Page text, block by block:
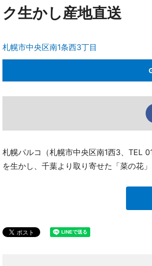
ク生かし産地直送
札幌市中央区南1条西3丁目
札幌パルコ（札幌市中央区南1西3、TEL
を生かし、千葉より取り寄せた「菜の花